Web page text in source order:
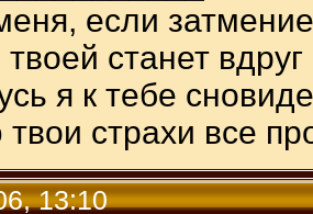
если
станет вдруг
я к тебе
страхи все
13:10